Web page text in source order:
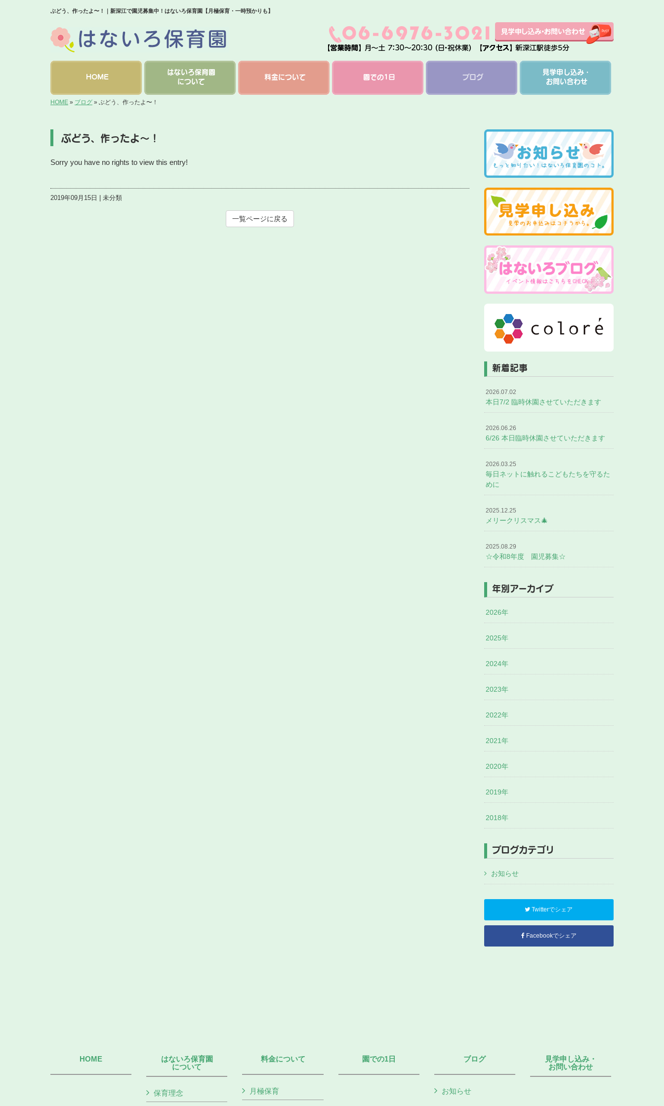
ぶどう、作ったよ〜！｜新深江で園児募集中！はないろ保育園【月極保育・一時預かりも】
HOME
はないろ保育園
について
料金について 園での1日 ブログ
見学申し込み・
お問い合わせ
HOME » ブログ » ぶどう、作ったよ〜！
ぶどう、作ったよ〜！
Sorry you have no rights to view this entry!
2019年09月15日 | 未分類
一覧ページに戻る
新着記事
2026.07.02
本日7/2 臨時休園させていただきます
2026.06.26
6/26 本日臨時休園させていただきます
2026.03.25
毎日ネットに触れるこどもたちを守るた
めに
2025.12.25
メリークリスマス🎄
2025.08.29
☆令和8年度 園児募集☆
年別アーカイブ
2026年
2025年
2024年
2023年
2022年
2021年
2020年
2019年
2018年
ブログカテゴリ
お知らせ
Twitterでシェア
Facebookでシェア
HOME
はないろ保育園
について
保育理念
料金について
月極保育
園での1日 ブログ
お知らせ
見学申し込み・
お問い合わせ